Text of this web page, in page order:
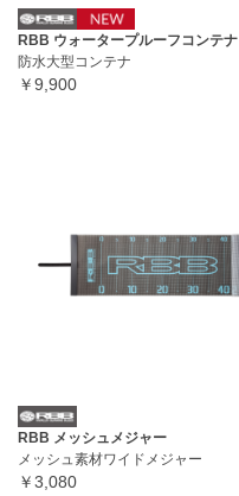
RBB ウォータープルーフコンテナ
防水大型コンテナ
￥9,900
RBB メッシュメジャー
メッシュ素材ワイドメジャー
￥3,080